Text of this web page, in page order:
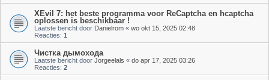
XEvil 7: het beste programma voor ReCaptcha en hcaptcha
oplossen is beschikbaar !
Laatste bericht door Danielrom « wo okt 15, 2025 02:48
Reacties: 1
Чистка дымохода
Laatste bericht door Jorgeelals « do apr 17, 2025 03:26
Reacties: 2